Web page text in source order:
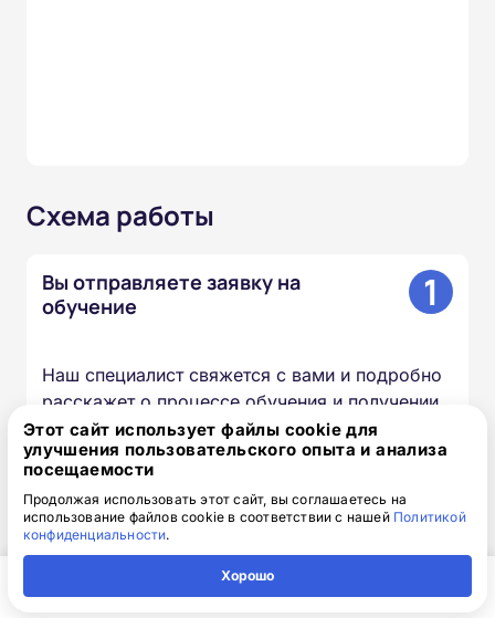
Схема работы
Вы отправляете заявку на
обучение
1
Наш специалист свяжется с вами и подробно
расскажет о процессе обучения и получении
удостоверения.
Мы готовим документы и
договор
2
Все гарантийные обязательства прописаны в
Этот сайт использует файлы cookie для
улучшения пользовательского опыта и анализа
посещаемости
Продолжая использовать этот сайт, вы соглашаетесь на
использование файлов cookie в соответствии с нашей Политикой
конфиденциальности.
Хорошо